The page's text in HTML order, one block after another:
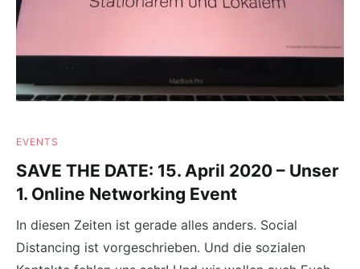
EVENTS
SAVE THE DATE: 15. April 2020 – Unser
1. Online Networking Event
In diesen Zeiten ist gerade alles anders. Social
Distancing ist vorgeschrieben. Und die sozialen